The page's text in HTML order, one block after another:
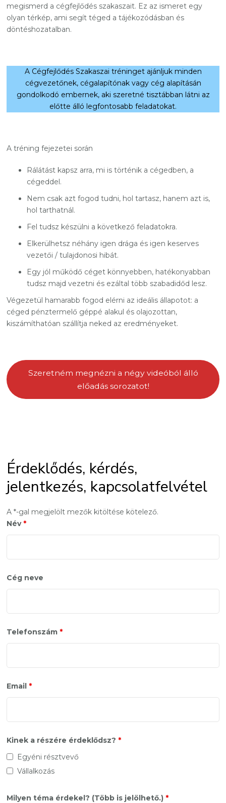
megismerd a cégfejlődés szakaszait. Ez az ismeret egy
olyan térkép, ami segít téged a tájékozódásban és
döntéshozatalban.
A Cégfejlődés Szakaszai tréninget ajánljuk minden
cégvezetőnek, cégalapítónak vagy cég alapításán
gondolkodó embernek, aki szeretné tisztábban látni az
előtte álló legfontosabb feladatokat.
A tréning fejezetei során
Rálátást kapsz arra, mi is történik a cégedben, a
cégeddel.
Nem csak azt fogod tudni, hol tartasz, hanem azt is,
hol tarthatnál.
Fel tudsz készülni a következő feladatokra.
Elkerülhetsz néhány igen drága és igen keserves
vezetői / tulajdonosi hibát.
Egy jól működő céget könnyebben, hatékonyabban
tudsz majd vezetni és ezáltal több szabadidőd lesz.
Végezetül hamarabb fogod elérni az ideális állapotot: a
céged pénztermelő géppé alakul és olajozottan,
kiszámíthatóan szállítja neked az eredményeket.
Szeretném megnézni a négy videóból álló
előadás sorozatot!
Érdeklődés, kérdés,
jelentkezés, kapcsolatfelvétel
A *-gal megjelölt mezők kitöltése kötelező.
Név *
Cég neve
Telefonszám *
Email *
Kinek a részére érdeklődsz? *
Egyéni résztvevő
Vállalkozás
Milyen téma érdekel? (Több is jelölhető.) *